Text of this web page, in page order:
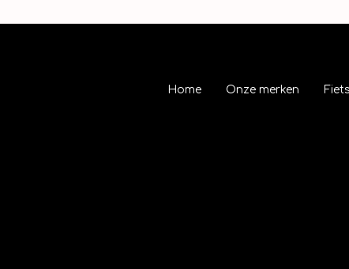
Home Onze merken